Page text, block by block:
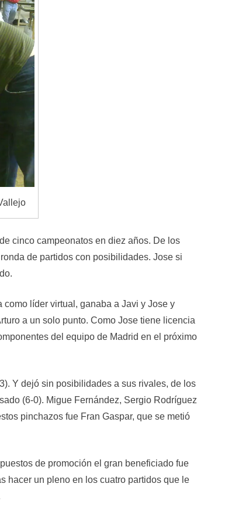
cinco campeonatos en diez años. De los
de partidos con posibilidades. Jose si
líder virtual, ganaba a Javi y Jose y
a un solo punto. Como Jose tiene licencia
del equipo de Madrid en el próximo
Y dejó sin posibilidades a sus rivales, de los
(6-0). Migue Fernández, Sergio Rodríguez
pinchazos fue Fran Gaspar, que se metió
de promoción el gran beneficiado fue
hacer un pleno en los cuatro partidos que le